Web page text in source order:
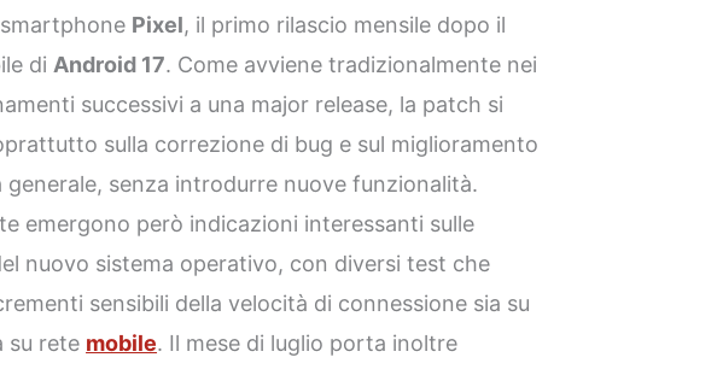
Pixel, il primo rilascio mensile dopo il
di Android 17. Come avviene tradizionalmente nei
successivi a una major release, la patch si
sulla correzione di bug e sul miglioramento
generale, senza introdurre nuove funzionalità.
emergono però indicazioni interessanti sulle
nuovo sistema operativo, con diversi test che
sensibili della velocità di connessione sia su
su rete mobile. Il mese di luglio porta inoltre